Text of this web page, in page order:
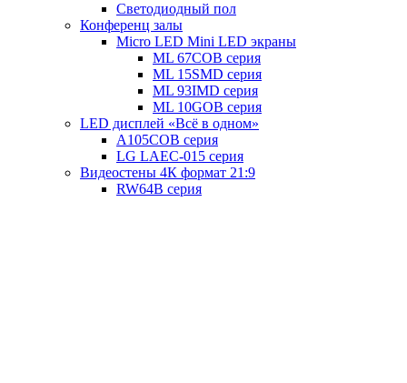
Светодиодный пол
Конференц залы
Micro LED Mini LED экраны
ML 67COB серия
ML 15SMD серия
ML 93IMD серия
ML 10GOB серия
LED дисплей «Всё в одном»
A105COB серия
LG LAEC-015 серия
Видеостены 4К формат 21:9
RW64B серия